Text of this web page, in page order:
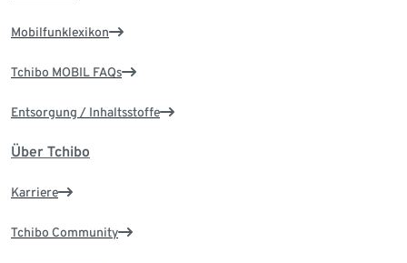
Mobilfunklexikon
Tchibo MOBIL FAQs
Entsorgung / Inhaltsstoffe
Über Tchibo
Karriere
Tchibo Community